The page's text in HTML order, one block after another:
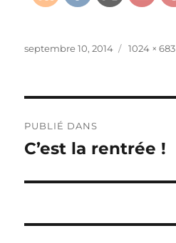
Publié
septembre 10, 2014
Taille
1024 × 683
de
PUBLIÉ DANS
C’est la rentrée !